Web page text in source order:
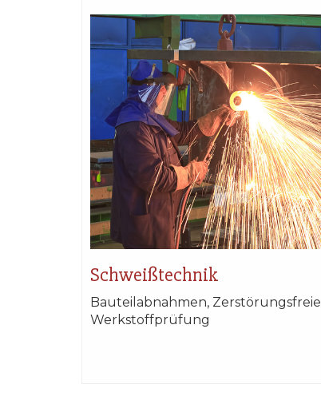
Schweißtechnik
Bauteilabnahmen, Zerstörungsfreie
Werkstoffprüfung